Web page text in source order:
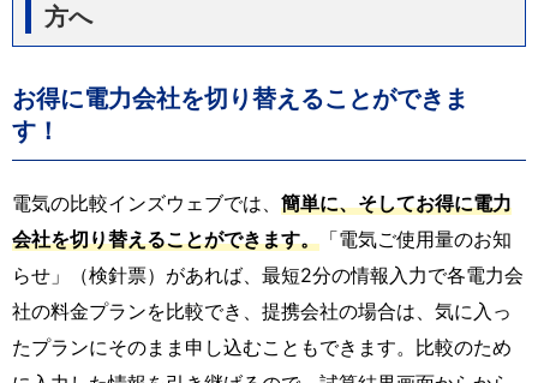
方へ
お得に電力会社を切り替えることができま
す！
電気の比較インズウェブでは、 簡単に、そしてお得に電力
会社を切り替えることができます。 「電気ご使用量のお知
らせ」（検針票）があれば、最短2分の情報入力で各電力会
社の料金プランを比較でき、提携会社の場合は、気に入っ
たプランにそのまま申し込むこともできます。比較のため